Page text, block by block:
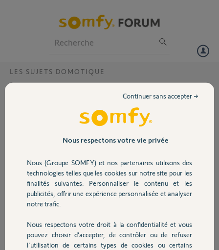
Volet
Sécurité
Domotique
Chauffage
LES SUJETS DOMOTIQUE
Connexion compte impossible
Je ne peux plus me connecter à ma box Tahoma, que ce soit à partir
Même problème pour me connecter à ma caméra. Est-ce lié à la
Merci pour votre aide
Didier
il y a environ 2 ans
Participer au fil de discussion
Nous respectons votre vie privée
Nous (Groupe SOMFY) et nos partenaires utilisons des
technologies telles que les cookies sur notre site pour les
finalités suivantes: Personnaliser le contenu et les
publicités, offrir une expérience personnalisée et analyser
notre trafic.
Nous respectons votre droit à la confidentialité et vous
pouvez choisir d’accepter, de contrôler ou de refuser
l'utilisation de certains types de cookies ou certains
Continuer sans accepter →